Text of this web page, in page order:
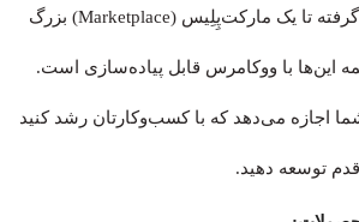
کوچک با چند محصول گرفته تا یک مارکت‌پِلِیس (Marketplace) بزرگ
این‌ها با ووکامرس قابل پیاده‌سازی است.
اجازه می‌دهد که با کسب‌وکارتان رشد کنید
توسعه دهید.